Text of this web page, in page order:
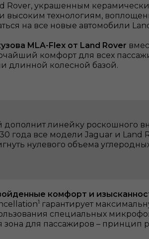
Rover, украшенным
и высоким технологиям,
на все новые автомобили
MLA-Flex от Land Rover
комфорт для всех
длинной колесной базой.
дополнит линейку роскошного
года все модели Jaguar и Land
нулевого объема
комфорт и
1 гарантирует
специальных
зона для пассажиров –